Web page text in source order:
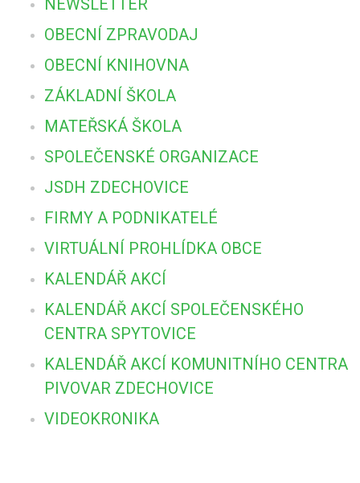
NEWSLETTER
OBECNÍ ZPRAVODAJ
OBECNÍ KNIHOVNA
ZÁKLADNÍ ŠKOLA
MATEŘSKÁ ŠKOLA
SPOLEČENSKÉ ORGANIZACE
JSDH ZDECHOVICE
FIRMY A PODNIKATELÉ
VIRTUÁLNÍ PROHLÍDKA OBCE
KALENDÁŘ AKCÍ
KALENDÁŘ AKCÍ SPOLEČENSKÉHO
CENTRA SPYTOVICE
KALENDÁŘ AKCÍ KOMUNITNÍHO CENTRA
PIVOVAR ZDECHOVICE
VIDEOKRONIKA